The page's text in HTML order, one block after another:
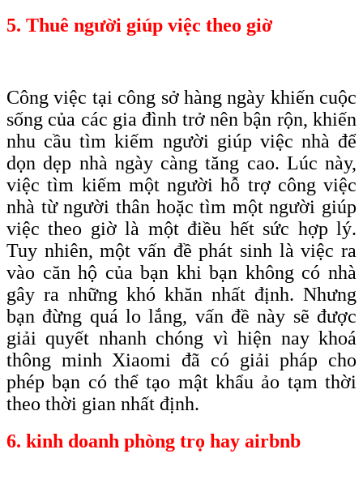
5. Thuê người giúp việc theo giờ
Công việc tại công sở hàng ngày khiến cuộc
sống của các gia đình trở nên bận rộn, khiến
nhu cầu tìm kiếm người giúp việc nhà để
dọn dẹp nhà ngày càng tăng cao. Lúc này,
việc tìm kiếm một người hỗ trợ công việc
nhà từ người thân hoặc tìm một người giúp
việc theo giờ là một điều hết sức hợp lý.
Tuy nhiên, một vấn đề phát sinh là việc ra
vào căn hộ của bạn khi bạn không có nhà
gây ra những khó khăn nhất định. Nhưng
bạn đừng quá lo lắng, vấn đề này sẽ được
giải quyết nhanh chóng vì hiện nay khoá
thông minh Xiaomi đã có giải pháp cho
phép bạn có thể tạo mật khẩu ảo tạm thời
theo thời gian nhất định.
6. kinh doanh phòng trọ hay airbnb